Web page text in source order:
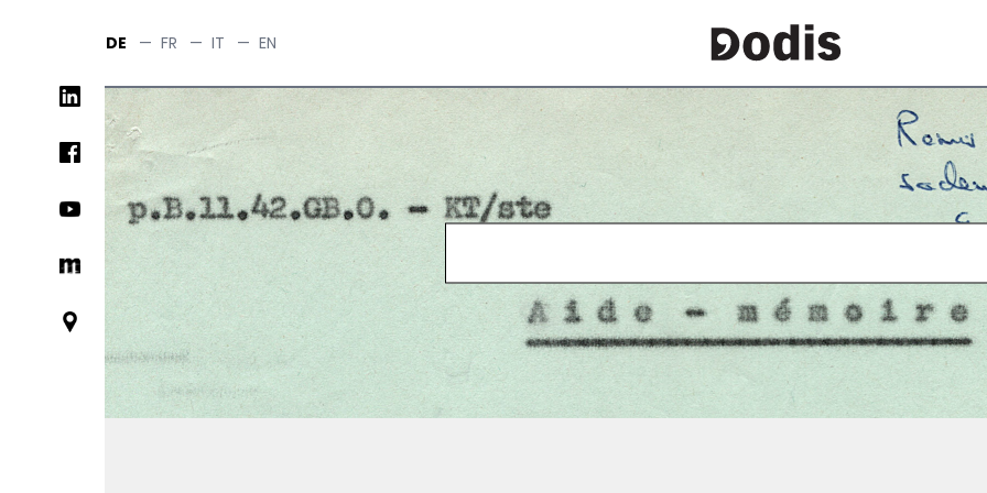
content
DE — FR — IT — EN
Social
networks
links